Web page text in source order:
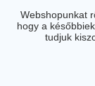
Webshopunkat
hogy a
tudjuk